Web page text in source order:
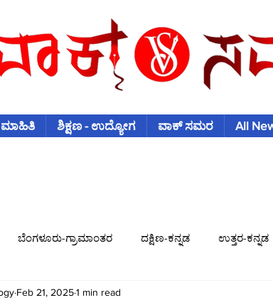
ಮಾಹಿತಿ ಶಿಕ್ಷಣ - ಉದ್ಯೋಗ ವಾಕ್ ಸಮರ All
ಬೆಂಗಳೂರು-ಗ್ರಾಮಾಂತರ ದಕ್ಷಿಣ-ಕನ್ನಡ ಉತ್ತರ-ಕನ್ನಡ
ಫುಟ್-ಬಾಲ್
Feb 21, 20251 min read